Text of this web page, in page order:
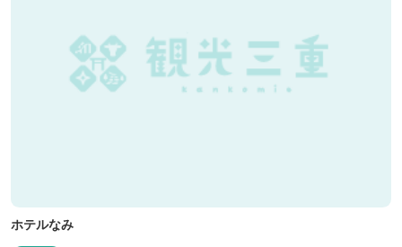
ホテルなみ